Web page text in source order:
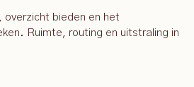
overzicht bieden en het
Ruimte, routing en uitstraling in